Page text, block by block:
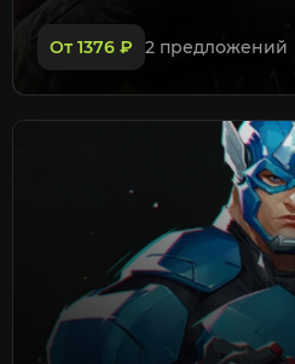
От 1376 ₽ 2 предложений